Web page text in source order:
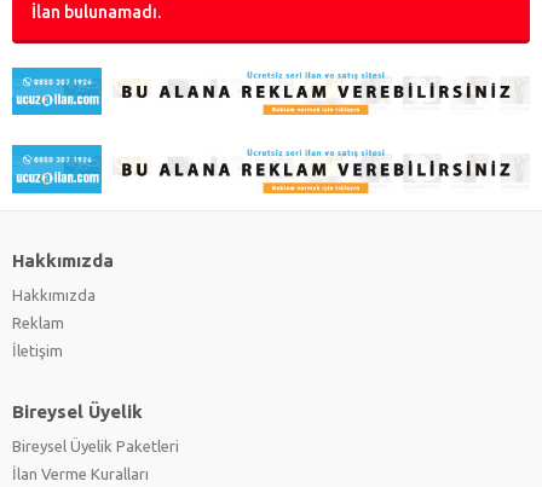
İlan bulunamadı.
Hakkımızda
Hakkımızda
Reklam
İletişim
Bireysel Üyelik
Bireysel Üyelik Paketleri
İlan Verme Kuralları